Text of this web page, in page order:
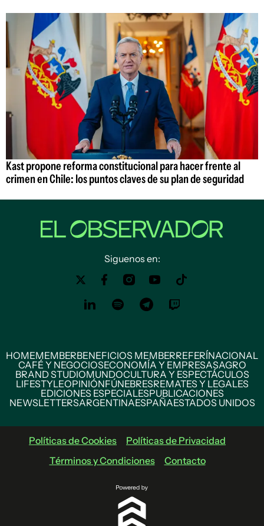
Kast propone reforma constitucional para hacer frente al
crimen en Chile: los puntos claves de su plan de seguridad
Siguenos en:
HOMEMEMBERBENEFICIOS MEMBERREFERÍNACIONAL
CAFÉ Y NEGOCIOSECONOMÍA Y EMPRESASAGRO
BRAND STUDIOMUNDOCULTURA Y ESPECTÁCULOS
LIFESTYLEOPINIÓNFÚNEBRESREMATES Y LEGALES
EDICIONES ESPECIALESPUBLICACIONES
NEWSLETTERSARGENTINAESPAÑAESTADOS UNIDOS
Políticas de Cookies
Políticas de Privacidad
Términos y Condiciones
Contacto